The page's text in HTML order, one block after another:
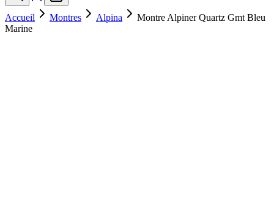
Accueil Montres Alpina
Montre Alpiner Quartz Gmt Bleu
Marine